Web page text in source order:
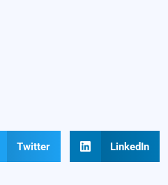
Twitter LinkedIn